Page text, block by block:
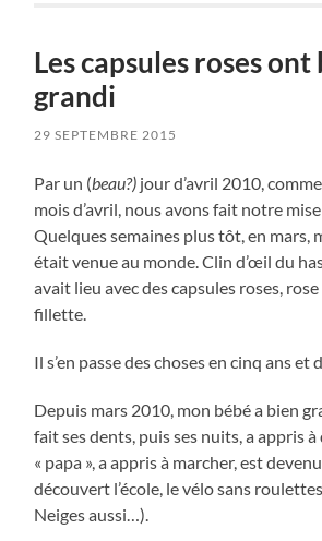
Les capsules roses ont
grandi
29 SEPTEMBRE 2015
Par un (beau?) jour d’avril 2010,
mois d’avril, nous avons fait notre
Quelques semaines plus tôt, en mars,
était venue au monde. Clin d’œil du
avait lieu avec des capsules roses,
fillette.
Il s’en passe des choses en cinq ans et
Depuis mars 2010, mon bébé a bien
fait ses dents, puis ses nuits, a appris à
« papa », a appris à marcher, est
découvert l’école, le vélo sans
Neiges aussi…).